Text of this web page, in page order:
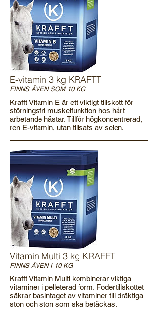
E-vitamin 3 kg KRAFTT
FINNS ÄVEN SOM 10 KG
Krafft Vitamin E är ett viktigt tillskott för
störningsfri muskelfunktion hos hårt
arbetande hästar. Tillför högkoncentrerad,
ren E-vitamin, utan tillsats av selen.
Vitamin Multi 3 kg KRAFFT
FINNS ÄVEN I 10 KG
Krafft Vitamin Multi kombinerar viktiga
vitaminer i pelleterad form. Fodertillskottet
säkrar basintaget av vitaminer till dräktiga
ston och ston som ska betäckas.